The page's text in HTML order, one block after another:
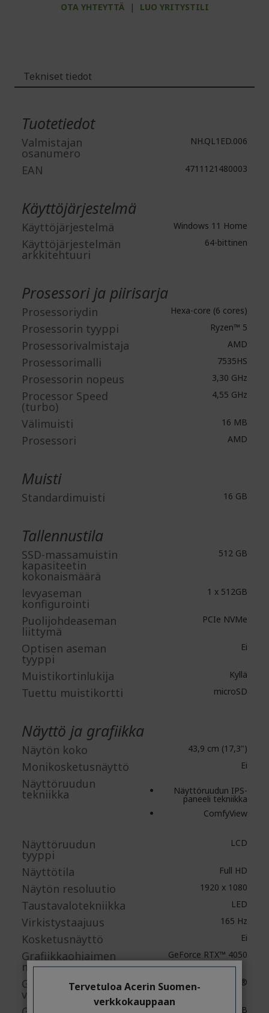
OTA YHTEYTTÄ | LUO YRITYSTILI
Tekniset tiedot
Tuotetiedot
Valmistajan
osanumero
NH.QL1ED.006
EAN 4711121480003
Käyttöjärjestelmä
Käyttöjärjestelmä Windows 11 Home
Käyttöjärjestelmän
arkkitehtuuri
64-bittinen
Prosessori ja piirisarja
Prosessoriydin Hexa-core (6 cores)
Prosessorin tyyppi Ryzen™ 5
Prosessorivalmistaja AMD
Prosessorimalli 7535HS
Prosessorin nopeus 3,30 GHz
Processor Speed
(turbo)
4,55 GHz
Välimuisti 16 MB
Prosessori AMD
Muisti
Standardimuisti 16 GB
Tallennustila
SSD-massamuistin
kapasiteetin
kokonaismäärä
512 GB
levyaseman
konfigurointi
1 x 512GB
Puolijohdeaseman
liittymä
PCIe NVMe
Optisen aseman
tyyppi
Ei
Muistikortinlukija Kyllä
Tuettu muistikortti microSD
Näyttö ja grafiikka
Näytön koko 43,9 cm (17,3")
Monikosketusnäyttö Ei
Näyttöruudun
tekniikka Näyttöruudun IPS-
paneeli tekniikka
ComfyView
Näyttöruudun
tyyppi
LCD
Näyttötila Full HD
Näytön resoluutio 1920 x 1080
Taustavalotekniikka LED
Virkistystaajuus 165 Hz
Kosketusnäyttö Ei
Grafiikkaohjaimen
malli
GeForce RTX™ 4050
Grafiikkaohjaimen
valmistaja
NVIDIA®
6 GB
Tervetuloa Acerin Suomen-
verkkokauppaan